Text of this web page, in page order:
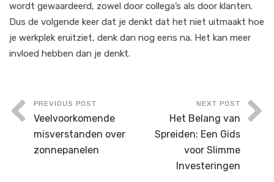
wordt gewaardeerd, zowel door collega’s als door klanten.
Dus de volgende keer dat je denkt dat het niet uitmaakt hoe
je werkplek eruitziet, denk dan nog eens na. Het kan meer
invloed hebben dan je denkt.
PREVIOUS POST
Veelvoorkomende
misverstanden over
zonnepanelen
NEXT POST
Het Belang van
Spreiden: Een Gids
voor Slimme
Investeringen